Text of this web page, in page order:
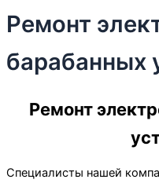
Ремонт
барабанных
Ремонт
Специалисты нашей